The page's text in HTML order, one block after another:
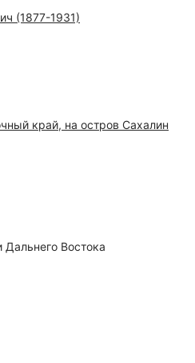
(1877-1931)
край, на остров Сахалин
Дальнего Востока